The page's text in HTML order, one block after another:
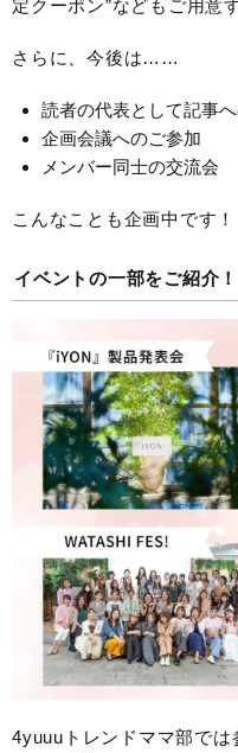
定クーポン”などもご用意
さらに、今後は……
読者の代表として記事
企画会議へのご参加
メンバー同士の交流会
こんなことも企画中です！
イベントの一部をご紹介！
4yuuuトレンドママ部で